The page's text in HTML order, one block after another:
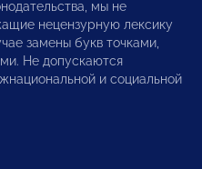
мы не
нецензурную лексику
замены букв точками,
Не допускаются
и социальной